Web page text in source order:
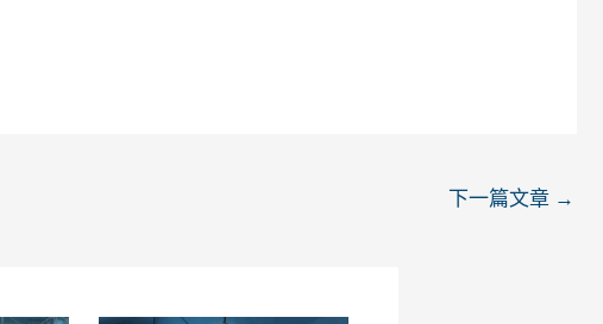
下一篇文章 →